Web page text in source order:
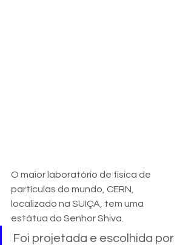
O maior laboratório de física de
partículas do mundo, CERN,
localizado na SUIÇA, tem uma
estátua do Senhor Shiva.
Foi projetada e escolhida por